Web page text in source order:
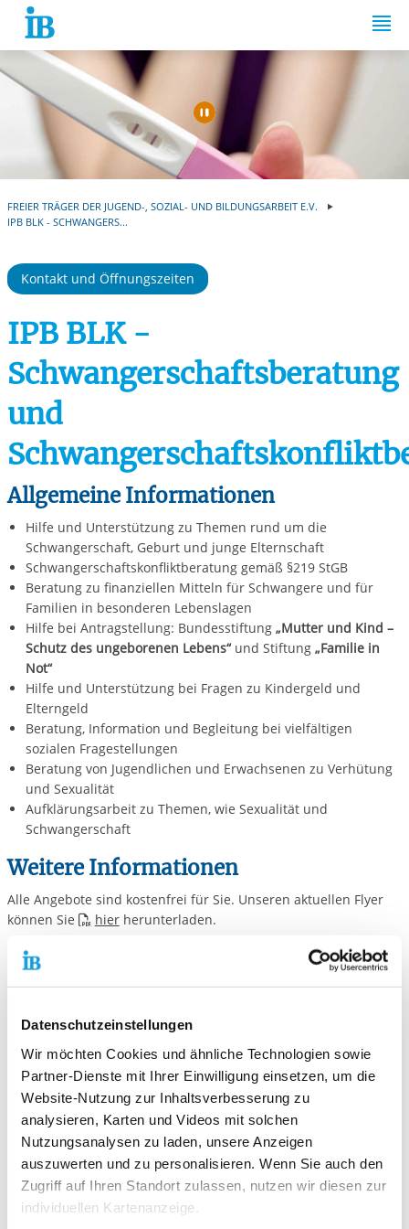
Datenschutzeinstellungen
Wir möchten Cookies und ähnliche Technologien sowie
Partner-Dienste mit Ihrer Einwilligung einsetzen, um die
Website-Nutzung zur Inhaltsverbesserung zu
analysieren, Karten und Videos mit solchen
Nutzungsanalysen zu laden, unsere Anzeigen
auszuwerten und zu personalisieren. Wenn Sie auch den
Zugriff auf Ihren Standort zulassen, nutzen wir diesen zur
individuellen Kartenanzeige.
Springe zum Inhalt
Automatische
FREIER TRÄGER DER JUGEND-, SOZIAL- UND BILDUNGSARBEIT E.V.
IPB BLK - SCHWANGERS...
Kontakt und Öffnungszeiten
IPB BLK -
Schwangerschaftsberatung
und
Allgemeine Informationen
Hilfe und Unterstützung zu Themen rund um die
Schwangerschaft, Geburt und junge Elternschaft
Schwangerschaftskonfliktberatung gemäß §219 StGB
Beratung zu finanziellen Mitteln für Schwangere und für
Familien in besonderen Lebenslagen
Hilfe bei Antragstellung: Bundesstiftung„Mutter und Kind –
Schutz des ungeborenen Lebens“und Stiftung „Familie in
Not“
Hilfe und Unterstützung bei Fragen zu Kindergeld und
Elterngeld
Beratung, Information und Begleitung bei vielfältigen
sozialen Fragestellungen
Beratung von Jugendlichen und Erwachsenen zu Verhütung
und Sexualität
Aufklärungsarbeit zu Themen, wie Sexualität und
Schwangerschaft
Weitere Informationen
Alle Angebote sind kostenfrei für Sie. Unseren aktuellen Flyer
können Sie
hierherunterladen.
zurück zur:
zur:IB Burgenlandkreis Geschäftsstelle
Gefördert durch
Die Schwangerschafts- und
Schwangerschaftskonfliktberatung wird durch das Land
Sachsen-Anhalt gefördert.